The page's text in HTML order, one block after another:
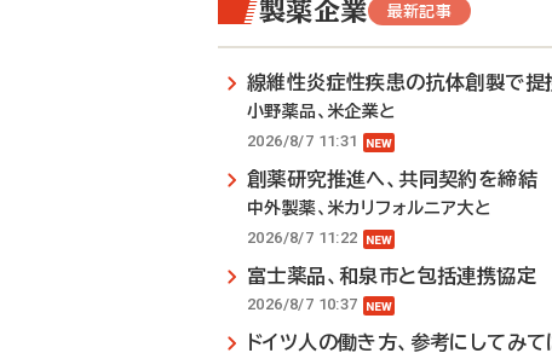
製薬企業 最新記事
線維性炎症性疾患の抗体創製で提
小野薬品、米企業と
2026/8/7 11:31
創薬研究推進へ、共同契約を締結
中外製薬、米カリフォルニア大と
2026/8/7 11:22
富士薬品、和泉市と包括連携協定
2026/8/7 10:37
ドイツ人の働き方、参考にしてみて